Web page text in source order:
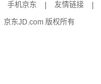
手机京东 友情链接
京东JD.com 版权所有